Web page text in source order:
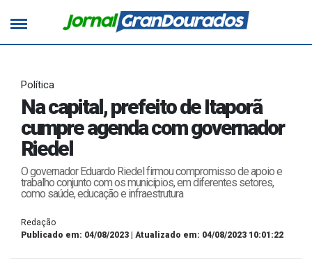
Política
Na capital, prefeito de Itaporã
cumpre agenda com governador
Riedel
O governador Eduardo Riedel firmou compromisso de apoio e
trabalho conjunto com os municípios, em diferentes setores,
como saúde, educação e infraestrutura
Redação
Publicado em: 04/08/2023 | Atualizado em: 04/08/2023 10:01:22